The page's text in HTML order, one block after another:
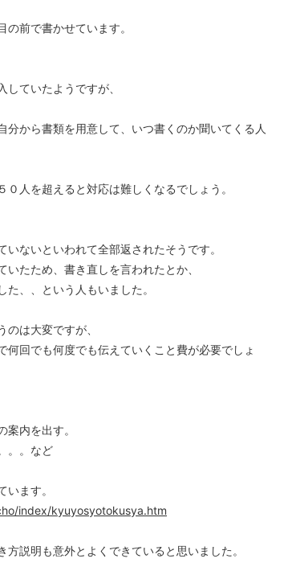
前で書かせています。
ていたようですが、
から書類を用意して、いつ書くのか聞いてくる人
人を超えると対応は難しくなるでしょう。
ないといわれて全部返されたそうです。
たため、書き直しを言われたとか、
した、、という人もいました。
は大変ですが、
回でも何度でも伝えていくこと費が必要でしょ
内を出す。
。。など
ます。
index/kyuyosyotokusya.htm
説明も意外とよくできていると思いました。
どのカテゴリーに投稿しますか？
選択してください